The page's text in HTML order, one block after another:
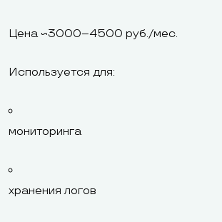
Цена ~3000–4500 руб./мес.
Используется для:
мониторинга
хранения логов